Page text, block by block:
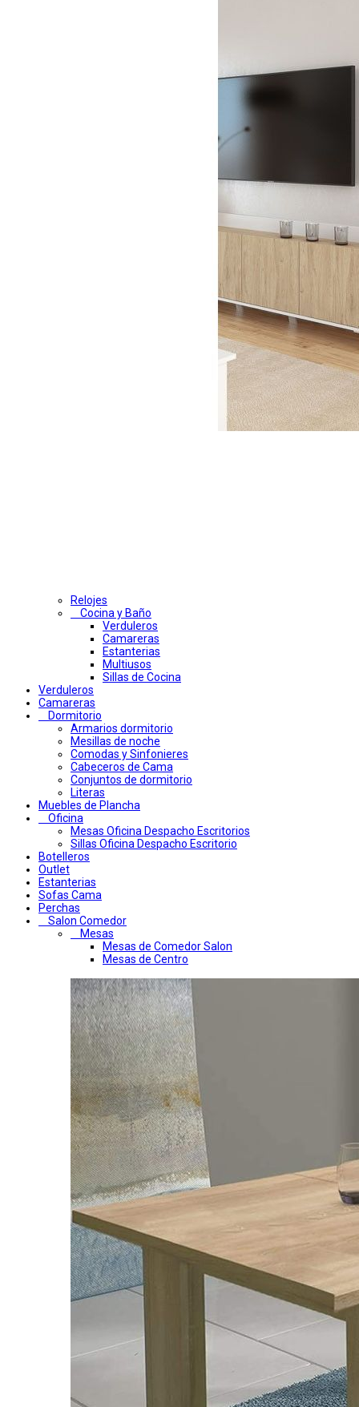
Relojes
Cocina y Baño
Verduleros
Camareras
Estanterias
Multiusos
Sillas de Cocina
Verduleros
Camareras
Dormitorio
Armarios dormitorio
Mesillas de noche
Comodas y Sinfonieres
Cabeceros de Cama
Conjuntos de dormitorio
Literas
Muebles de Plancha
Oficina
Mesas Oficina Despacho Escritorios
Sillas Oficina Despacho Escritorio
Botelleros
Outlet
Estanterias
Sofas Cama
Perchas
Salon Comedor
Mesas
Mesas de Comedor Salon
Mesas de Centro